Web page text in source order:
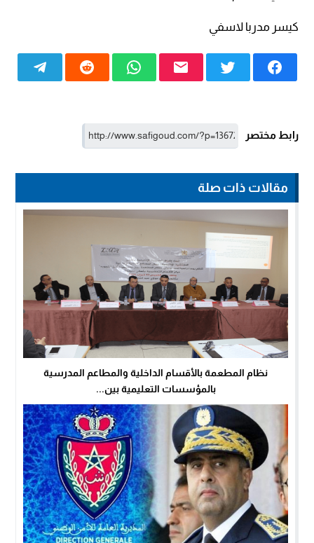
كيسر مدربا لاسفي
رابط مختصر
مقالات ذات صلة
نظام المطعمة بالأقسام الداخلية والمطاعم المدرسية
بالمؤسسات التعليمية بين...